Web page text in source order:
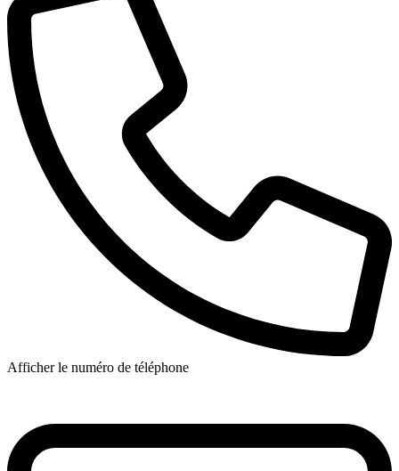
Afficher le numéro de téléphone